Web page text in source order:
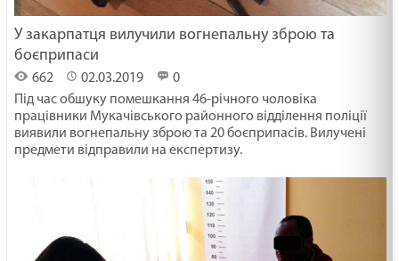
У закарпатця вилучили вогнепальну зброю та
боєприпаси
662 02.03.2019
0
Під час обшуку помешкання 46-річного чоловіка
працівники Мукачівського районного відділення поліції
виявили вогнепальну зброю та 20 боєприпасів. Вилучені
предмети відправили на експертизу.